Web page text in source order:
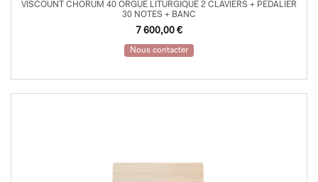
VISCOUNT CHORUM 40 ORGUE LITURGIQUE 2 CLAVIERS + PEDALIER
30 NOTES + BANC
7 600,00 €
Nous contacter